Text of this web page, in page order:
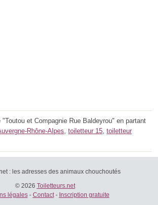
"Toutou et Compagnie Rue Baldeyrou" en partant
Rhône-Alpes, toiletteur 15, toiletteur
: les adresses des animaux chouchoutés
© 2026 Toiletteurs.net
légales- Contact- Inscription gratuite